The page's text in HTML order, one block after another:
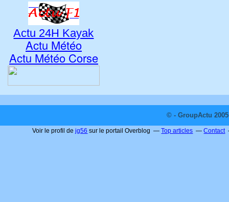
Actu 24H Kayak
Actu Météo
Actu Météo Corse
© - GroupActu
Voir le profil dejg56 sur le portail Overblog Top articles Contact